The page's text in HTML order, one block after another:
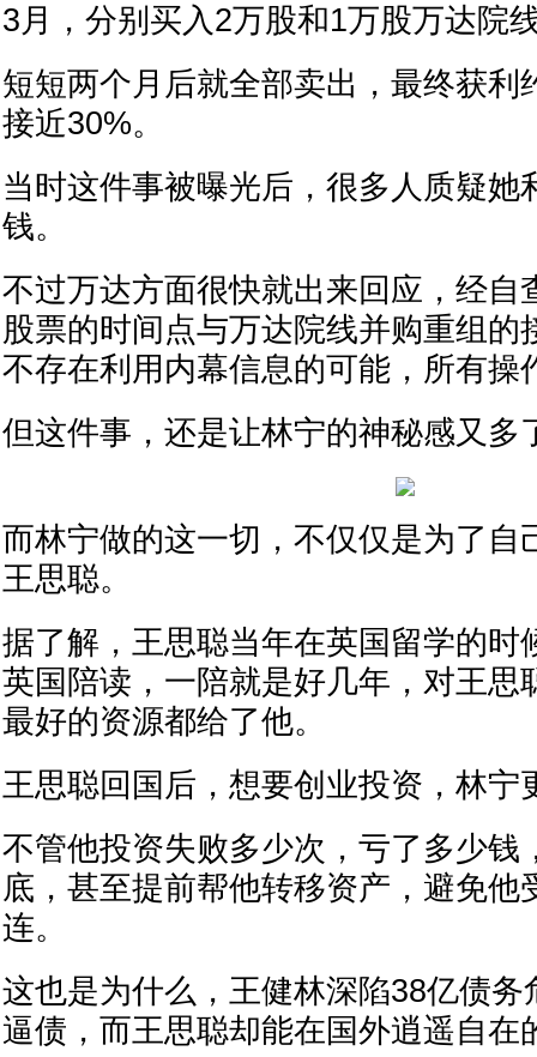
3月，分别买入2万股和1万股万达院
短短两个月后就全部卖出，最终获利
接近30%。
当时这件事被曝光后，很多人质疑她
钱。
不过万达方面很快就出来回应，经自
股票的时间点与万达院线并购重组的
不存在利用内幕信息的可能，所有操
但这件事，还是让林宁的神秘感又多
而林宁做的这一切，不仅仅是为了自
王思聪。
据了解，王思聪当年在英国留学的时
英国陪读，一陪就是好几年，对王思
最好的资源都给了他。
王思聪回国后，想要创业投资，林宁
不管他投资失败多少次，亏了多少钱
底，甚至提前帮他转移资产，避免他
连。
这也是为什么，王健林深陷38亿债务
逼债，而王思聪却能在国外逍遥自在